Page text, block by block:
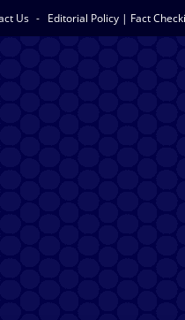
Us Editorial Policy | Fact